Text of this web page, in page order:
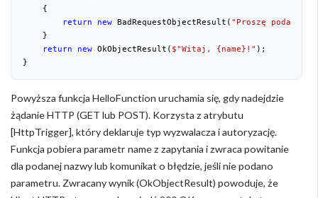
    {
return
new BadRequestObjectResult( "Proszę podać
    }
return
new OkObjectResult( $"Witaj, {name} !" );
}
Powyższa funkcja HelloFunction uruchamia się, gdy nadejdzie
żądanie HTTP (GET lub POST). Korzysta z atrybutu
[HttpTrigger], który deklaruje typ wyzwalacza i autoryzację.
Funkcja pobiera parametr name z zapytania i zwraca powitanie
dla podanej nazwy lub komunikat o błędzie, jeśli nie podano
parametru. Zwracany wynik (OkObjectResult) powoduje, że